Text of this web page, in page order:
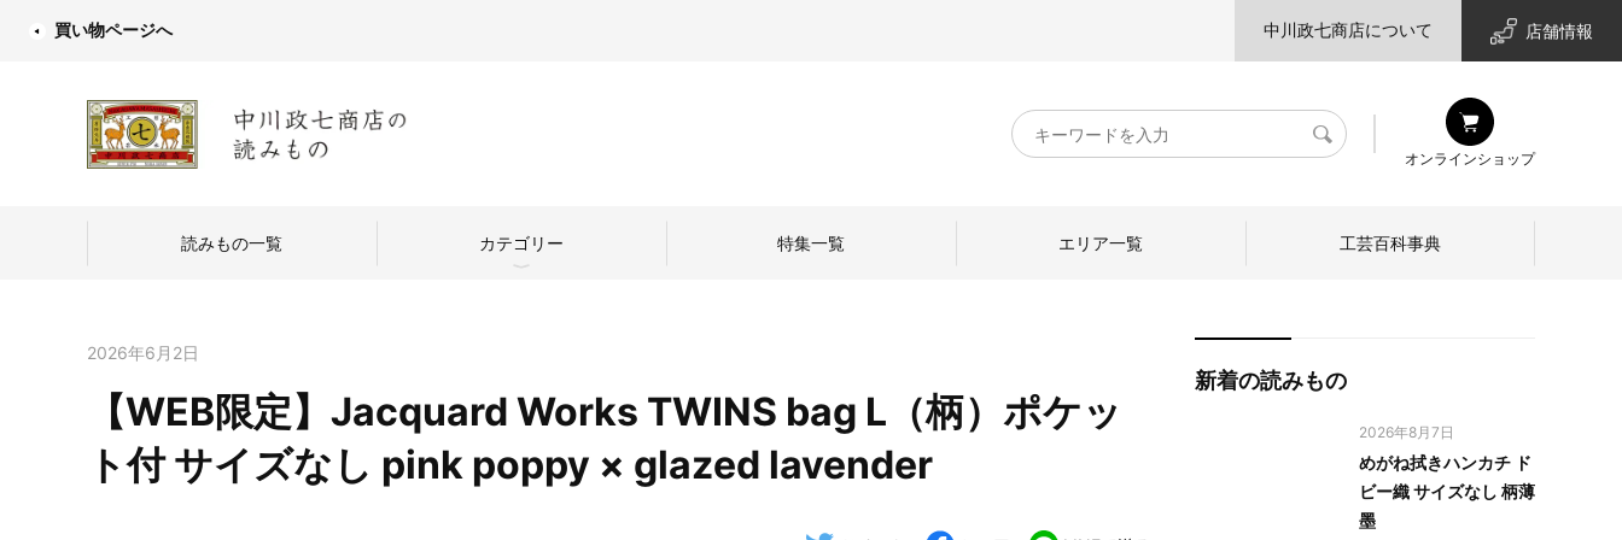
買い物ページへ 中川政七商店について 店舗情報
キ
ー
検
オンラインショップ
読みもの一覧 カテゴリー
中川政七商店のものづくり
つくり手を訪ねて
日本の暮らし
産地探訪
中川政七商店のひと
ひとを訪ねて
特集一覧 エリア一覧 工芸百科事典
2026年6月2日
【WEB限定】Jacquard Works TWINS bag L（柄）ポケッ
ト付 サイズなし pink poppy × glazed lavender
新着の読みもの
2026年8月7日
めがね拭きハンカチ ド
ビー織 サイズなし 柄薄
墨